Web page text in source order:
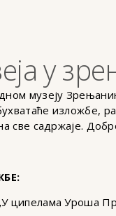
у
музеју
изложбе,
све садржаје.
ципелама Уроша